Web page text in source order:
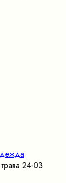
24-03